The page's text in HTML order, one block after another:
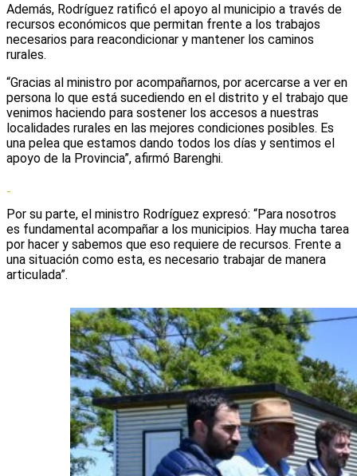
Además, Rodríguez ratificó el apoyo al municipio a través de
recursos económicos que permitan frente a los trabajos
necesarios para reacondicionar y mantener los caminos
rurales.
“Gracias al ministro por acompañarnos, por acercarse a ver en
persona lo que está sucediendo en el distrito y el trabajo que
venimos haciendo para sostener los accesos a nuestras
localidades rurales en las mejores condiciones posibles. Es
una pelea que estamos dando todos los días y sentimos el
apoyo de la Provincia”, afirmó Barenghi.
Por su parte, el ministro Rodríguez expresó: “Para nosotros
es fundamental acompañar a los municipios. Hay mucha tarea
por hacer y sabemos que eso requiere de recursos. Frente a
una situación como esta, es necesario trabajar de manera
articulada”.